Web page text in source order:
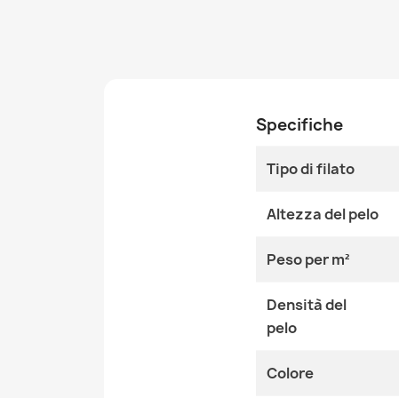
Specifiche
Tipo di filato
Altezza del pelo
Peso per m²
Densità del
pelo
Colore